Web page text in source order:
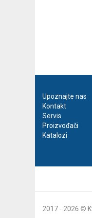
Upoznajte nas
Kontakt
Servis
Proizvođači
Katalozi
2017 - 2026 ©